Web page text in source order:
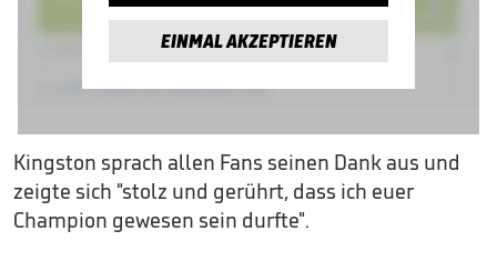
EINMAL AKZEPTIEREN
Kingston sprach allen Fans seinen Dank aus und
zeigte sich "stolz und gerührt, dass ich euer
Champion gewesen sein durfte".